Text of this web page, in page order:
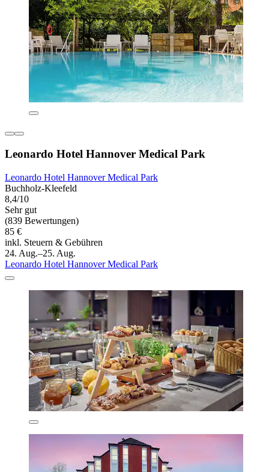
Leonardo Hotel Hannover Medical Park
Leonardo Hotel Hannover Medical Park
Buchholz-Kleefeld
8,4/10
Sehr gut
(839 Bewertungen)
85 €
inkl. Steuern & Gebühren
24. Aug.–25. Aug.
Leonardo Hotel Hannover Medical Park